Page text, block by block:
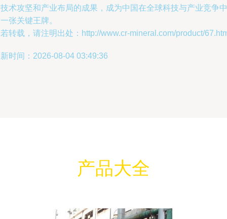
术攻坚和产业布局的成果，成为中国在全球科技与产业竞争中
张关键王牌。
转载，请注明出处：http://www.cr-mineral.com/product/
时间：2026-08-04 03:49:36
产品大全